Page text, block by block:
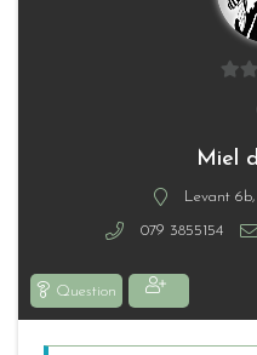
Miel
Levant 6b,
079 3855154
Question